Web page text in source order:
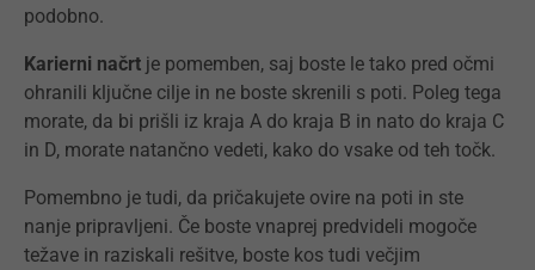
podobno.
Karierni načrt je pomemben, saj boste le tako pred očmi
ohranili ključne cilje in ne boste skrenili s poti. Poleg tega
morate, da bi prišli iz kraja A do kraja B in nato do kraja C
in D, morate natančno vedeti, kako do vsake od teh točk.
Pomembno je tudi, da pričakujete ovire na poti in ste
nanje pripravljeni. Če boste vnaprej predvideli mogoče
težave in raziskali rešitve, boste kos tudi večjim